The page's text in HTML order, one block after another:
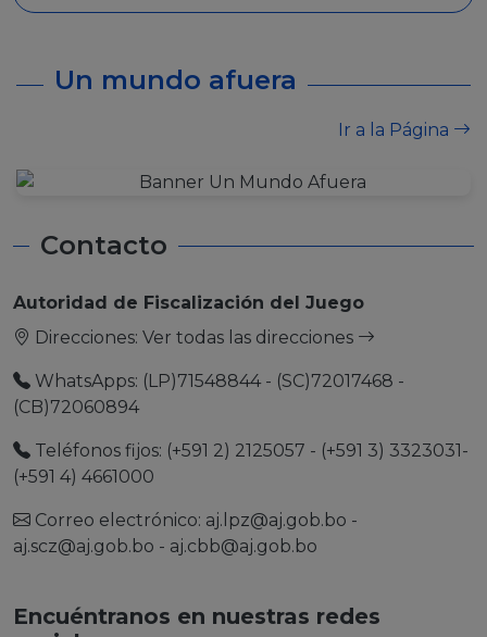
Un mundo afuera
Ir a la Página
Contacto
Autoridad de Fiscalización del Juego
Direcciones: Ver todas las direcciones
WhatsApps: (LP)71548844 - (SC)72017468 -
(CB)72060894
Teléfonos fijos: (+591 2) 2125057 - (+591 3) 3323031-
(+591 4) 4661000
Correo electrónico: aj.lpz@aj.gob.bo -
aj.scz@aj.gob.bo - aj.cbb@aj.gob.bo
Encuéntranos en nuestras redes